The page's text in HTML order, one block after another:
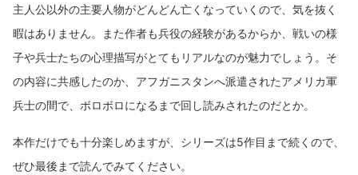
主人公以外の主要人物がどんどん亡くなっていくので、気を抜く
暇はありません。また作者も兵役の経験があるからか、戦いの様
子や兵士たちの心理描写がとてもリアルなのが魅力でしょう。そ
の内容に共感したのか、アフガニスタンへ派遣されたアメリカ軍
兵士の間で、ボロボロになるまで回し読みされたのだとか。
本作だけでも十分楽しめますが、シリーズは5作目まで続くので、
ぜひ最後まで読んでみてください。